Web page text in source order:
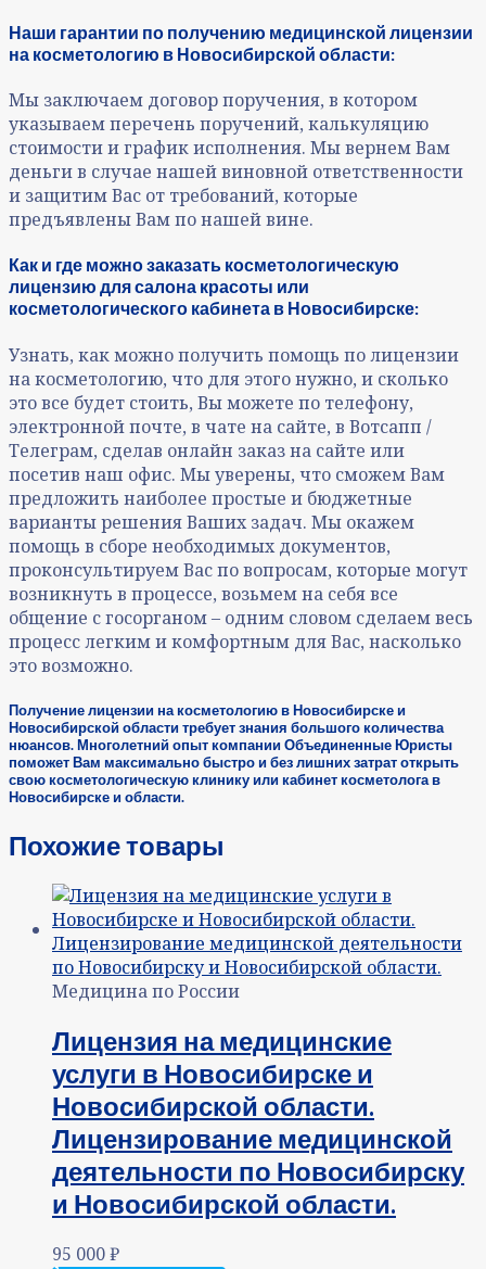
Наши гарантии по получению медицинской лицензии
на косметологию в Новосибирской области:
Мы заключаем договор поручения, в котором
указываем перечень поручений, калькуляцию
стоимости и график исполнения. Мы вернем Вам
деньги в случае нашей виновной ответственности
и защитим Вас от требований, которые
предъявлены Вам по нашей вине.
Как и где можно заказать косметологическую
лицензию для салона красоты или
косметологического кабинета в Новосибирске:
Узнать, как можно получить помощь по лицензии
на косметологию, что для этого нужно, и сколько
это все будет стоить, Вы можете по телефону,
электронной почте, в чате на сайте, в Вотсапп /
Телеграм, сделав онлайн заказ на сайте или
посетив наш офис. Мы уверены, что сможем Вам
предложить наиболее простые и бюджетные
варианты решения Ваших задач. Мы окажем
помощь в сборе необходимых документов,
проконсультируем Вас по вопросам, которые могут
возникнуть в процессе, возьмем на себя все
общение с госорганом – одним словом сделаем весь
процесс легким и комфортным для Вас, насколько
это возможно.
Получение лицензии на косметологию в Новосибирске и
Новосибирской области требует знания большого количества
нюансов. Многолетний опыт компании Объединенные Юристы
поможет Вам максимально быстро и без лишних затрат открыть
свою косметологическую клинику или кабинет косметолога в
Новосибирске и области.
Похожие товары
Медицина по России
Лицензия на медицинские
услуги в Новосибирске и
Новосибирской области.
Лицензирование медицинской
деятельности по Новосибирску
и Новосибирской области.
95 000₽